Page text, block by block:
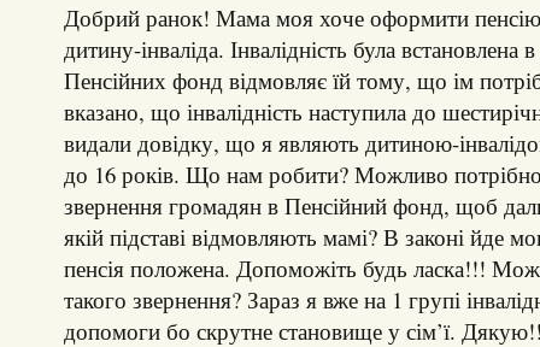
Добрий ранок! Мама моя хоче оформити
дитину-інваліда. Інвалідність була встановлена
Пенсійних фонд відмовляє їй тому, що ім
вказано, що інвалідність наступила до
видали довідку, що я являють дитиною-
до 16 років. Що нам робити? Можливо
звернення громадян в Пенсійний фонд, щоб
якій підставі відмовляють мамі? В законі йде
пенсія положена. Допоможіть будь ласка!!!
такого звернення? Зараз я вже на 1 групі
допомоги бо скрутне становище у сім’ї.